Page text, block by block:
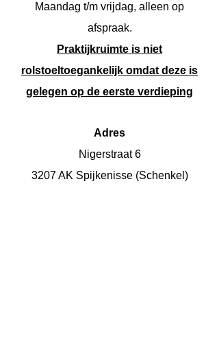
Maandag t/m vrijdag, alleen op
afspraak.
Praktijkruimte is niet
rolstoeltoegankelijk omdat deze is
gelegen op de eerste verdieping
Adres
Nigerstraat 6
3207 AK Spijkenisse (Schenkel)